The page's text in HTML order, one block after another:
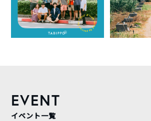
EVENT
イベント一覧